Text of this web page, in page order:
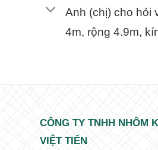
Anh (chị) cho hỏi
4m, rộng 4.9m,
CÔNG TY TNHH NHÔM
VIỆT TIẾN